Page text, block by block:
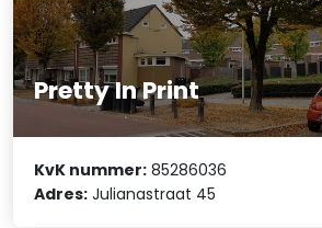
Pretty In Print
KvK nummer: 85286036
Adres: Julianastraat 45